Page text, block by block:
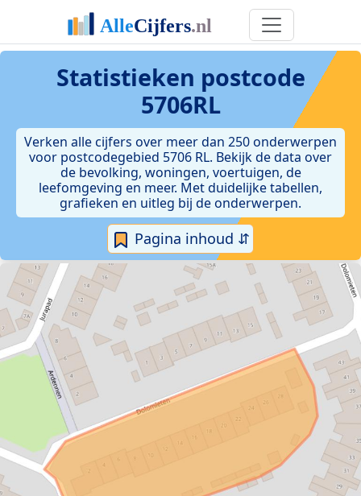
Statistieken postcode
5706RL
Verken alle cijfers over meer dan 250 onderwerpen
voor postcodegebied 5706 RL. Bekijk de data over
de bevolking, woningen, voertuigen, de
leefomgeving en meer. Met duidelijke tabellen,
grafieken en uitleg bij de onderwerpen.
Pagina inhoud ⇵